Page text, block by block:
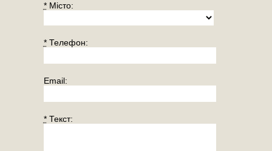
*Місто:
*Телефон:
Email:
*Текст: